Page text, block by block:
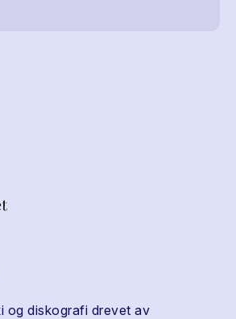
og diskografi drevet av